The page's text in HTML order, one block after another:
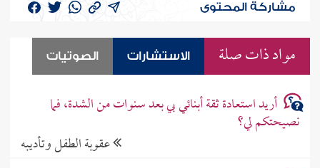
مشاركة المحتوى
مواد ذات صلة الاستشارات الصوتيات
أريد استعادة ثقة أبنائي بي بعد سنوات من الشدة، فما
نصيحتكم لي؟
عقوبة الطفل وتأديبه